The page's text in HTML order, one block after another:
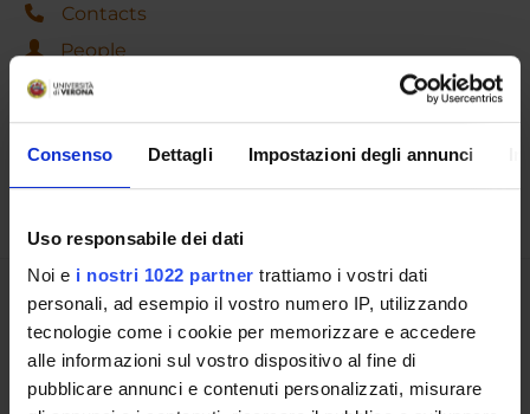
Consenso Dettagli Impostazioni degli annunci
Uso responsabile dei dati
Noi e i nostri 1022 partner trattiamo i vostri dati
personali, ad esempio il vostro numero IP, utilizzando
tecnologie come i cookie per memorizzare e accedere
alle informazioni sul vostro dispositivo al fine di
pubblicare annunci e contenuti personalizzati, misurare
Contacts
People
Places
Calendar